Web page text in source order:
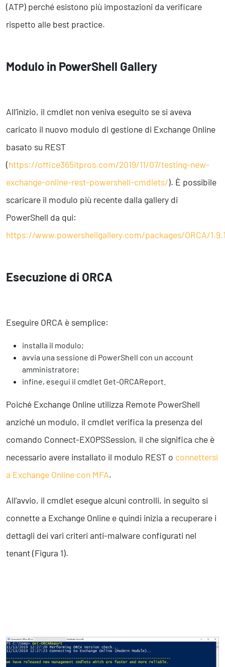
(ATP) perché esistono più impostazioni da verificare
rispetto alle best practice.
Modulo in PowerShell Gallery
All’inizio, il cmdlet non veniva eseguito se si aveva
caricato il nuovo modulo di gestione di Exchange Online
basato su REST
(https://office365itpros.com/2019/11/07/testing-new-
exchange-online-rest-powershell-cmdlets/). È possibile
scaricare il modulo più recente dalla gallery di
PowerShell da qui:
https://www.powershellgallery.com/packages/ORCA/
Esecuzione di ORCA
Eseguire ORCA è semplice:
installa il modulo;
avvia una sessione di PowerShell con un account
amministratore;
infine, esegui il cmdlet Get-ORCAReport.
Poiché Exchange Online utilizza Remote PowerShell
anziché un modulo, il cmdlet verifica la presenza del
comando Connect-EXOPSSession, il che significa che è
necessario avere installato il modulo REST o connettersi
a Exchange Online con MFA.
All’avvio, il cmdlet esegue alcuni controlli, in seguito si
connette a Exchange Online e quindi inizia a recuperare i
dettagli dei vari criteri anti-malware configurati nel
tenant (Figura 1).